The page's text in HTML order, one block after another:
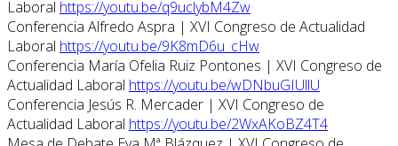
Laboral https://youtu.be/q9uclybM4Zw
Conferencia Alfredo Aspra | XVI Congreso de Actualidad
Laboral https://youtu.be/9K8mD6u_cHw
Conferencia María Ofelia Ruiz Pontones | XVI Congreso de
Actualidad Laboral https://youtu.be/wDNbuGIUllU
Conferencia Jesús R. Mercader | XVI Congreso de
Actualidad Laboral https://youtu.be/2WxAKoBZ4T4